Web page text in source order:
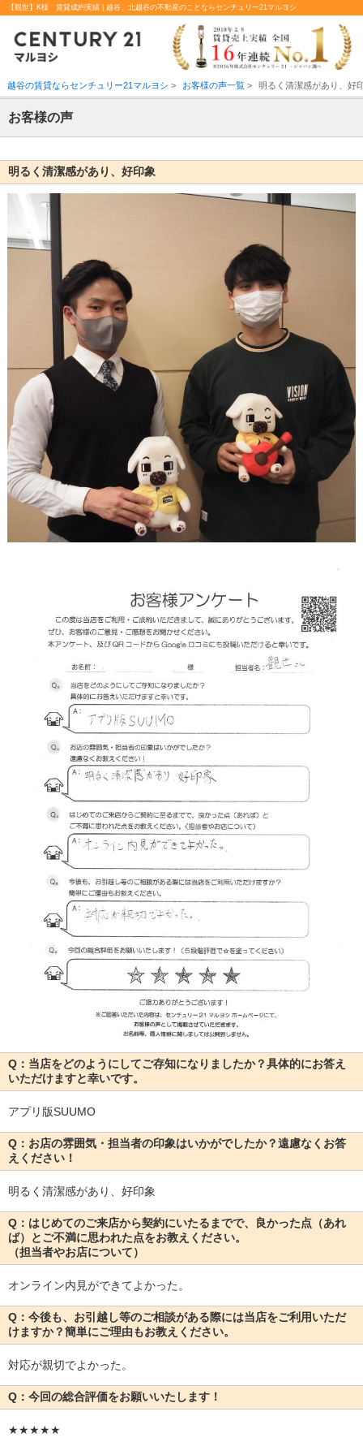
【觀世】K様 賃貸成約実績 | 越谷、北越谷の不動産のことならセンチュリー21マルヨシ
越谷の賃貸ならセンチュリー21マルヨシ > お客様の声一覧> 明るく清潔感があり、好
お客様の声
明るく清潔感があり、好印象
Q：当店をどのようにしてご存知になりましたか？具体的にお答え
いただけますと幸いです。
アプリ版SUUMO
Q：お店の雰囲気・担当者の印象はいかがでしたか？遠慮なくお答
えください！
明るく清潔感があり、好印象
Q：はじめてのご来店から契約にいたるまでで、良かった点（あれ
ば）とご不満に思われた点をお教えください。
（担当者やお店について）
オンライン内見ができてよかった。
Q：今後も、お引越し等のご相談がある際には当店をご利用いただ
けますか？簡単にご理由もお教えください。
対応が親切でよかった。
Q：今回の総合評価をお願いいたします！
★★★★★